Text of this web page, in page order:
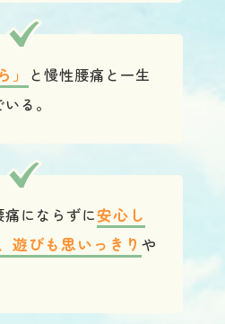
」
と慢性腰痛と一生
る。
にならずに安心し
遊びも思いっきり や